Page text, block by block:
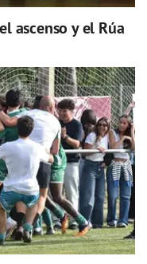
ascenso y el Rúa